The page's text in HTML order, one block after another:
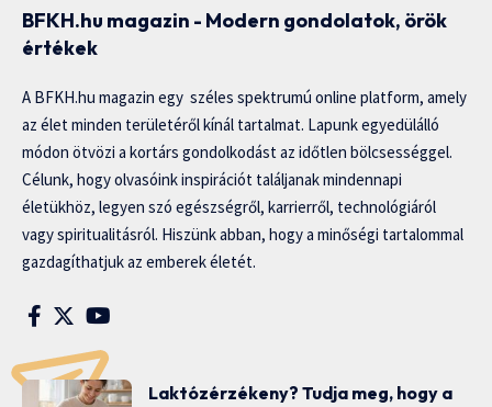
BFKH.hu magazin - Modern gondolatok, örök
értékek
A BFKH.hu magazin egy széles spektrumú online platform, amely
az élet minden területéről kínál tartalmat. Lapunk egyedülálló
módon ötvözi a kortárs gondolkodást az időtlen bölcsességgel.
Célunk, hogy olvasóink inspirációt találjanak mindennapi
életükhöz, legyen szó egészségről, karrierről, technológiáról
vagy spiritualitásról. Hiszünk abban, hogy a minőségi tartalommal
gazdagíthatjuk az emberek életét.
Laktózérzékeny? Tudja meg, hogy a